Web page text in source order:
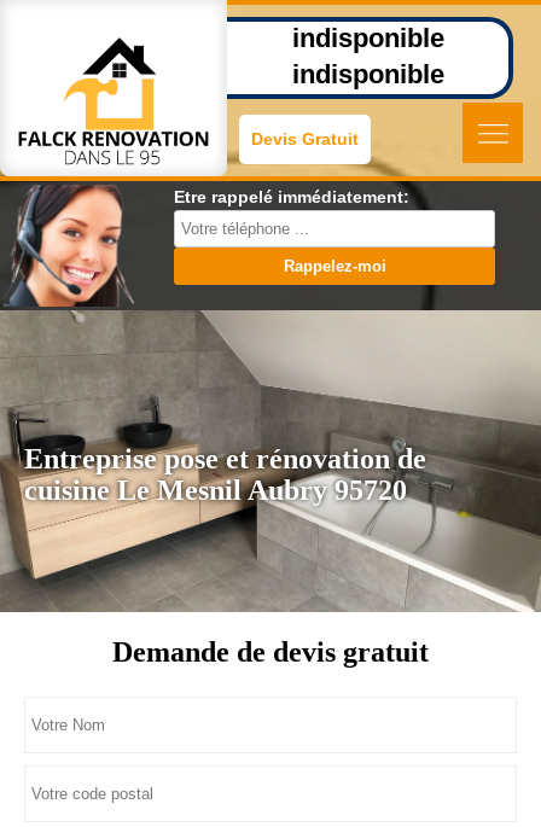
indisponible
indisponible
Devis Gratuit
Etre rappelé immédiatement:
Entreprise pose et rénovation de
cuisine Le Mesnil Aubry 95720
Demande de devis gratuit